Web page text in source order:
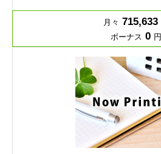
月々 715,633
ボーナス 0 円